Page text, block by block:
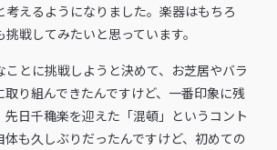
考えるようになりました。楽器はもちろ
戦してみたいと思っています。
とに挑戦しようと決めて、お芝居やバラ
り組んできたんですけど、一番印象に残
先日千穐楽を迎えた「混頓」というコント
も久しぶりだったんですけど、初めての